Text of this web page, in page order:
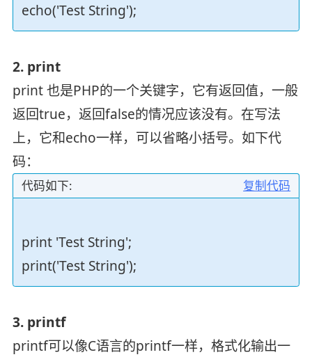
echo('Test String');
2. print
print 也是PHP的一个关键字，它有返回值，一般
返回true，返回false的情况应该没有。在写法
上，它和echo一样，可以省略小括号。如下代
码：
复制代码
代码如下:
print 'Test String';
print('Test String');
3. printf
printf可以像C语言的printf一样，格式化输出一